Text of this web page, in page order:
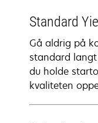
Standard
Gå aldrig på
standard
du holde
kvaliteten